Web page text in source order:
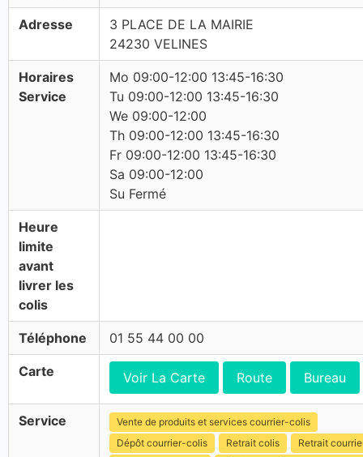
Adresse
3 PLACE DE LA MAIRIE
24230 VELINES
Horaires
Service
Mo 09:00-12:00 13:45-16:30
Tu 09:00-12:00 13:45-16:30
We 09:00-12:00
Th 09:00-12:00 13:45-16:30
Fr 09:00-12:00 13:45-16:30
Sa 09:00-12:00
Su Fermé
Heure
limite
avant
livrer les
colis
Téléphone 01 55 44 00 00
Carte Voir La Carte Route Bureau
Service
Vente de produits et services courrier-colis
Dépôt courrier-colis
Retrait colis
Retrait